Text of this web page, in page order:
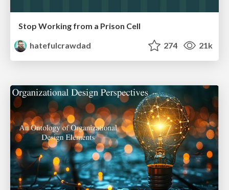
Stop Working from a Prison Cell
hatefulcrawdad
274 21k